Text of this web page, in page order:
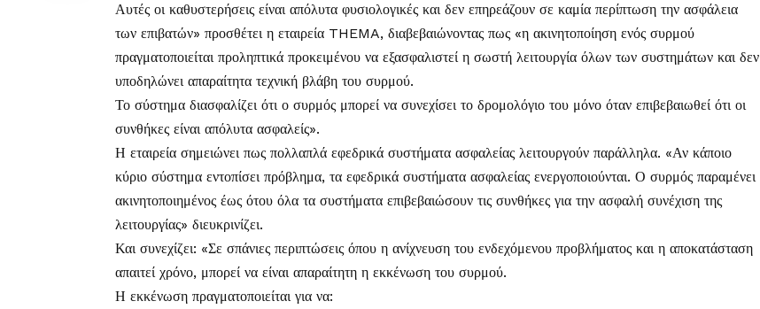
Αυτές οι καθυστερήσεις είναι απόλυτα φυσιολογικές και δεν επηρεάζουν σε καμία περίπτωση την ασφάλεια
των επιβατών» προσθέτει η εταιρεία THEMA, διαβεβαιώνοντας πως «η ακινητοποίηση ενός συρμού
πραγματοποιείται προληπτικά προκειμένου να εξασφαλιστεί η σωστή λειτουργία όλων των συστημάτων και δεν
υποδηλώνει απαραίτητα τεχνική βλάβη του συρμού.
Το σύστημα διασφαλίζει ότι ο συρμός μπορεί να συνεχίσει το δρομολόγιο του μόνο όταν επιβεβαιωθεί ότι οι
συνθήκες είναι απόλυτα ασφαλείς».
Η εταιρεία σημειώνει πως πολλαπλά εφεδρικά συστήματα ασφαλείας λειτουργούν παράλληλα. «Αν κάποιο
κύριο σύστημα εντοπίσει πρόβλημα, τα εφεδρικά συστήματα ασφαλείας ενεργοποιούνται. Ο συρμός παραμένει
ακινητοποιημένος έως ότου όλα τα συστήματα επιβεβαιώσουν τις συνθήκες για την ασφαλή συνέχιση της
λειτουργίας» διευκρινίζει.
Και συνεχίζει: «Σε σπάνιες περιπτώσεις όπου η ανίχνευση του ενδεχόμενου προβλήματος και η αποκατάσταση
απαιτεί χρόνο, μπορεί να είναι απαραίτητη η εκκένωση του συρμού.
Η εκκένωση πραγματοποιείται για να: